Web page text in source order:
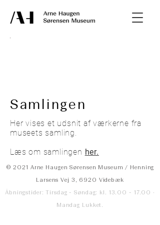
Samlingen
Her vises et udsnit af værkerne fra
museets samling.
Læs om samlingen her.
© 2021 Arne Haugen Sørensen Museum / Henning
Larsens Vej 3, 6920 Videbæk
Åbningstider: Tirsdag - Søndag: kl. 13.00 - 17.00 ·
Mandag Lukket.